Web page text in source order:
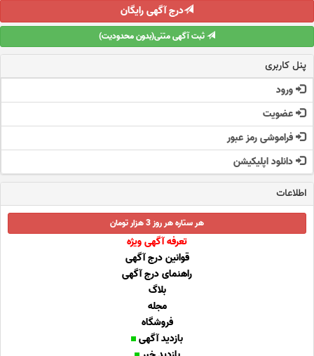
درج آگهی رایگان
ثبت آگهی متنی(بدون محدودیت)
پنل کاربری
ورود
عضویت
فراموشی رمز عبور
دانلود اپلیکیشن
اطلاعات
هر ستاره هر روز 3 هزار تومان
تعرفه آگهی ویژه
قوانین درج آگهی
راهنمای درج آگهی
بلاگ
مجله
فروشگاه
بازدید آگهی